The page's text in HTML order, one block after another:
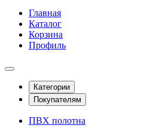
Главная
Каталог
Корзина
Профиль
Категории
Покупателям
ПВХ полотна